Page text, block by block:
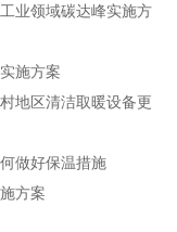
业领域碳达峰实施方
施方案
地区清洁取暖设备更
做好保温措施
方案